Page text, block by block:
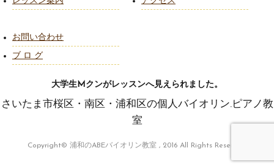
お問い合わせ
ブ ロ グ
大学生Mクンがレッスンへ見えられました。
さいたま市桜区・南区・浦和区の個人バイオリン.ピアノ教
室
Copyright© 浦和のABEバイオリン教室 , 2016 All Rights Reserved.